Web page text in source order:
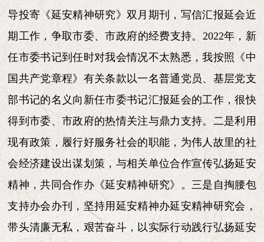
导投寄《延安精神研究》双月期刊，写信汇报延会近
期工作，争取市委、市政府的经费支持。2022年，新
任市委书记到任时对我会情况不太熟悉，我按照《中
国共产党章程》有关条款以一名普通党员、基层党支
部书记的名义向新任市委书记汇报延会的工作，很快
得到市委、市政府的热情关注与鼎力支持。二是利用
现有政策，履行好服务社会的职能，为伟人故里的社
会经济建设出谋划策，与相关单位合作宣传弘扬延安
精神，共同合作办《延安精神研究》。三是自掏腰包
支持办会办刊，坚持用延安精神办延安精神研究会，
带头清廉无私，艰苦奋斗，以实际行动践行弘扬延安